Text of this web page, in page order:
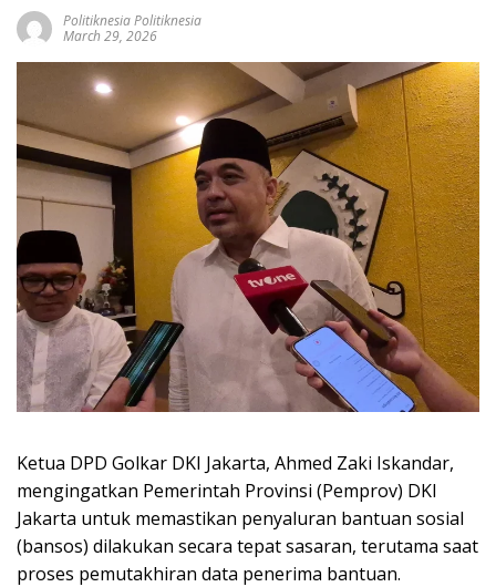
Politiknesia Politiknesia
March 29, 2026
Ketua DPD Golkar DKI Jakarta, Ahmed Zaki Iskandar,
mengingatkan Pemerintah Provinsi (Pemprov) DKI
Jakarta untuk memastikan penyaluran bantuan sosial
(bansos) dilakukan secara tepat sasaran, terutama saat
proses pemutakhiran data penerima bantuan.